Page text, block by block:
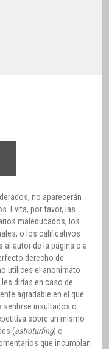
no aparecerán
Evita, por favor, las
maleducados, los
o los calificativos
autor de la página o a
derecho de
utilices el anonimato
dirías en caso de
agradable en el que
sentirse insultados o
sobre un mismo
(astroturfing) o
que incumplan